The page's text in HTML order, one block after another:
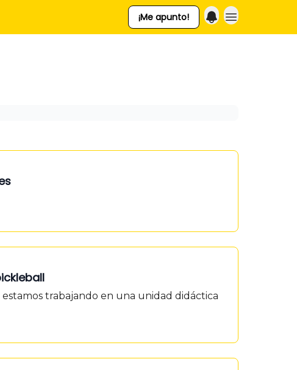
¡Me apunto!
trabajando en una unidad didáctica